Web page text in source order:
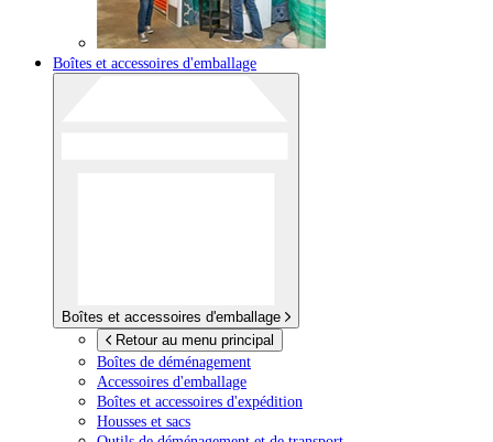
Boîtes et accessoires d'emballage
Boîtes et accessoires d'emballage
Retour au menu principal
Boîtes de déménagement
Accessoires d'emballage
Boîtes et accessoires d'expédition
Housses et sacs